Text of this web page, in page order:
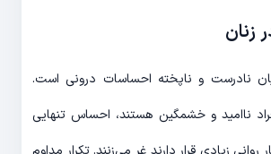
زنان
نادرست و ناپخته احساسات درونی است.
ناامید و خشمگین هستند، احساس تنهایی